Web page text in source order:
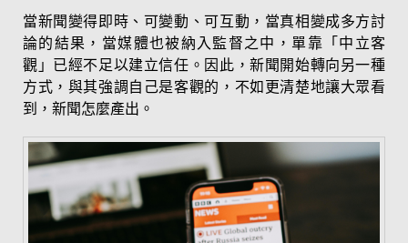
當新聞變得即時、可變動、可互動，當真相變成多方討
論的結果，當媒體也被納入監督之中，單靠「中立客
觀」已經不足以建立信任。因此，新聞開始轉向另一種
方式，與其強調自己是客觀的，不如更清楚地讓大眾看
到，新聞怎麼產出。